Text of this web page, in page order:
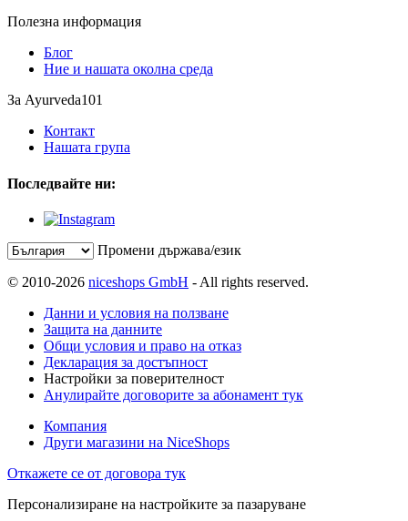
Полезна информация
Блог
Ние и нашата околна среда
За Ayurveda101
Контакт
Нашата група
Последвайте ни:
Промени държава/език
© 2010-2026 niceshops GmbH - All rights reserved.
Данни и условия на ползване
Защита на данните
Общи условия и право на отказ
Декларация за достъпност
Настройки за поверителност
Анулирайте договорите за абонамент тук
Компания
Други магазини на NiceShops
Откажете се от договора тук
Персонализиране на настройките за пазаруване